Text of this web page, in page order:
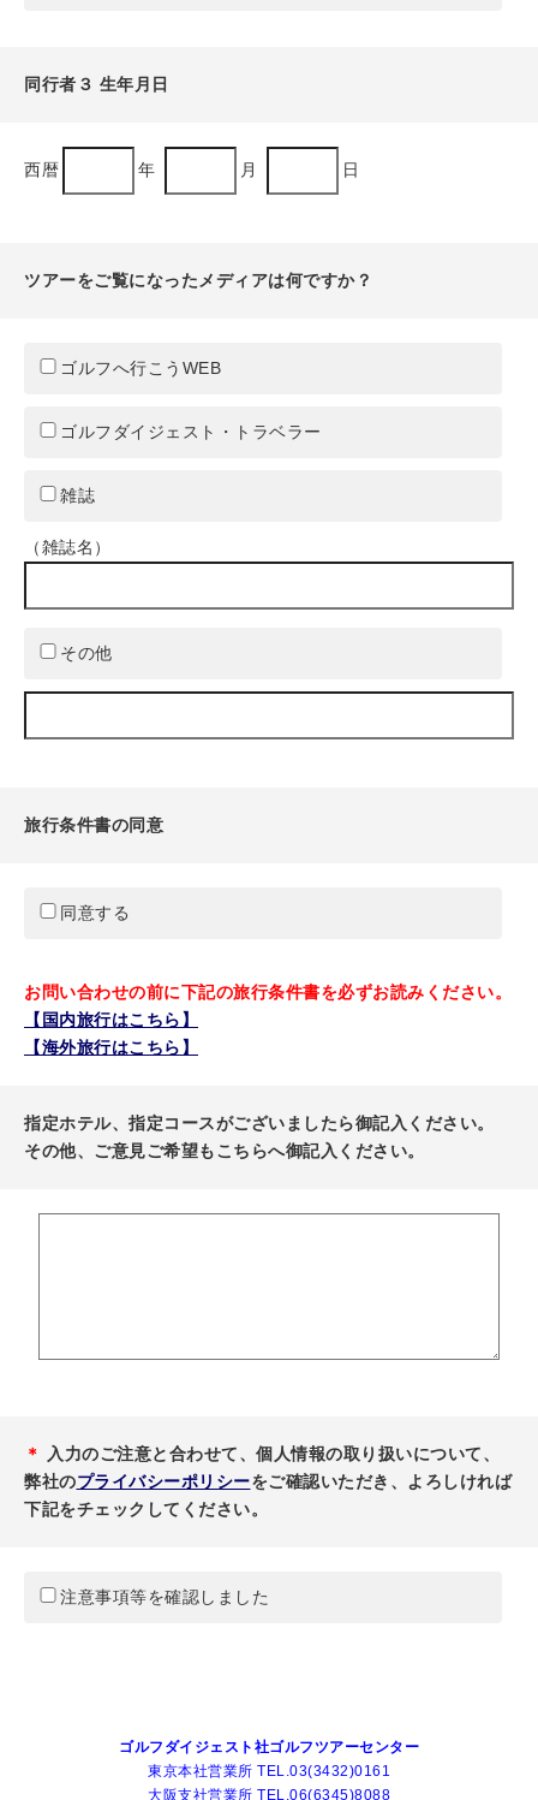
同行者３ 生年月日
西暦 年 月 日
ツアーをご覧になったメディアは何ですか？
ゴルフへ行こうWEB
ゴルフダイジェスト・トラベラー
雑誌
（雑誌名）
その他
旅行条件書の同意
同意する
お問い合わせの前に下記の旅行条件書を必ずお読みください。
【国内旅行はこちら】
【海外旅行はこちら】
指定ホテル、指定コースがございましたら御記入ください。
その他、ご意見ご希望もこちらへ御記入ください。
＊
入力のご注意と合わせて、個人情報の取り扱いについて、
弊社のプライバシーポリシーをご確認いただき、よろしければ
下記をチェックしてください。
注意事項等を確認しました
ゴルフダイジェスト社ゴルフツアーセンター
東京本社営業所 TEL.03(3432)0161
大阪支社営業所 TEL.06(6345)8088